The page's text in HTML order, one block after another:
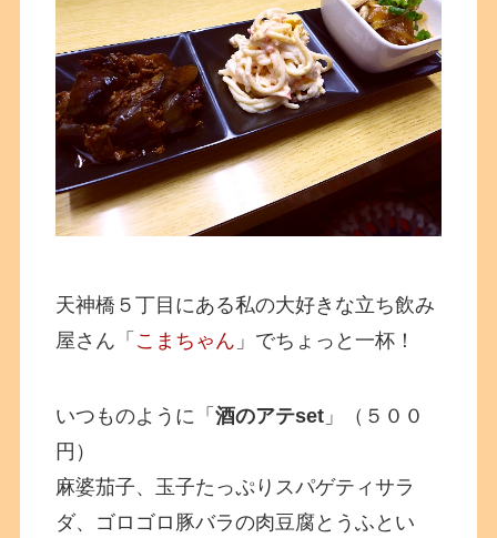
天神橋５丁目にある私の大好きな立ち飲み
屋さん「 こまちゃん 」でちょっと一杯！
いつものように「酒のアテset 」（５００
円）
麻婆茄子、玉子たっぷりスパゲティサラ
ダ、ゴロゴロ豚バラの肉豆腐とうふとい